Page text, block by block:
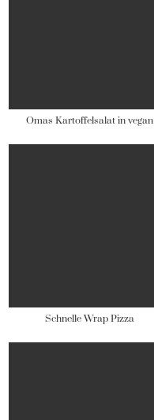
Omas Kartoffelsalat in vegan
Schnelle Wrap Pizza